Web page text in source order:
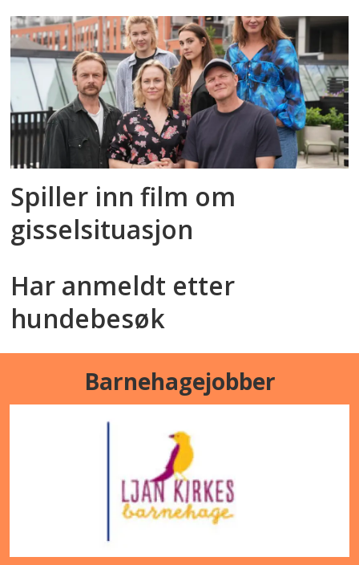
Spiller inn film om
gisselsituasjon
Har anmeldt etter
hundebesøk
Barnehagejobber